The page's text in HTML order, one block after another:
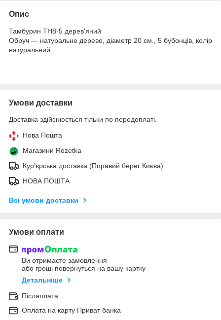
Опис
Тамбурин TH8-5 дерев'яний
Обруч — натуральне дерево, діаметр 20 см., 5 бубонців, колір
натуральний.
Умови доставки
Доставка здійснюється тільки по передоплаті.
Нова Пошта
Магазини Rozetka
Кур’єрська доставка (Пправий берег Києва)
НОВА ПОШТА
Всі умови доставки
Умови оплати
Ви отримаєте замовлення
або гроші повернуться на вашу картку
Детальніше
Післяплата
Оплата на карту Приват банка